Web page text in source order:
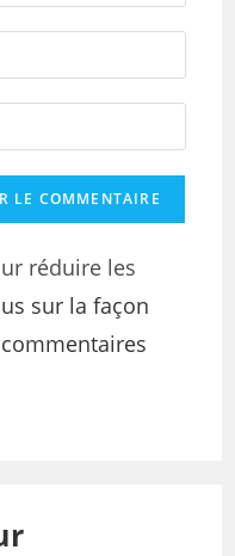
réduire les
sur la façon